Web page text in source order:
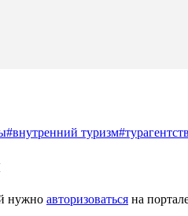
#внутренний туризм
нужно авторизоваться на